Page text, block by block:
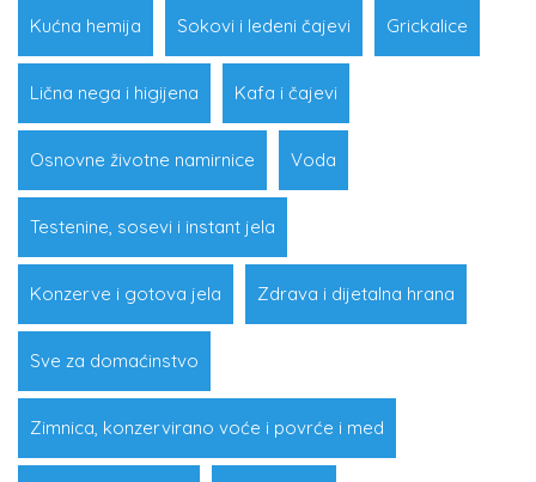
Kućna hemija Sokovi i ledeni čajevi Grickalice
Lična nega i higijena Kafa i čajevi
Osnovne životne namirnice Voda
Testenine, sosevi i instant jela
Konzerve i gotova jela Zdrava i dijetalna hrana
Sve za domaćinstvo
Zimnica, konzervirano voće i povrće i med